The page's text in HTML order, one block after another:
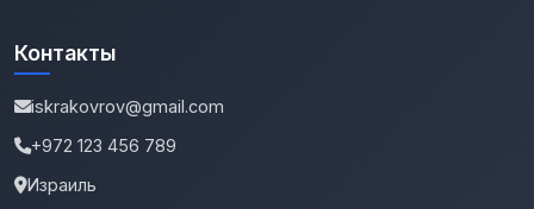
Контакты
iskrakovrov@gmail.com
+972 123 456 789
Израиль